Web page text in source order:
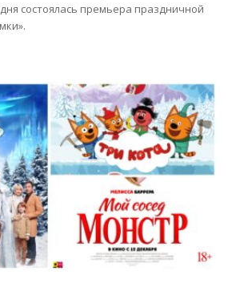
состоялась премьера праздничной